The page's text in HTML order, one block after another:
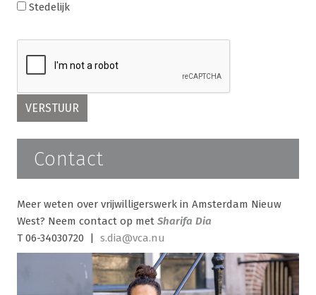
Stedelijk
Contact
Meer weten over vrijwilligerswerk in Amsterdam Nieuw
West? Neem contact op met Sharifa Dia
T 06-34030720 | s.dia@vca.nu